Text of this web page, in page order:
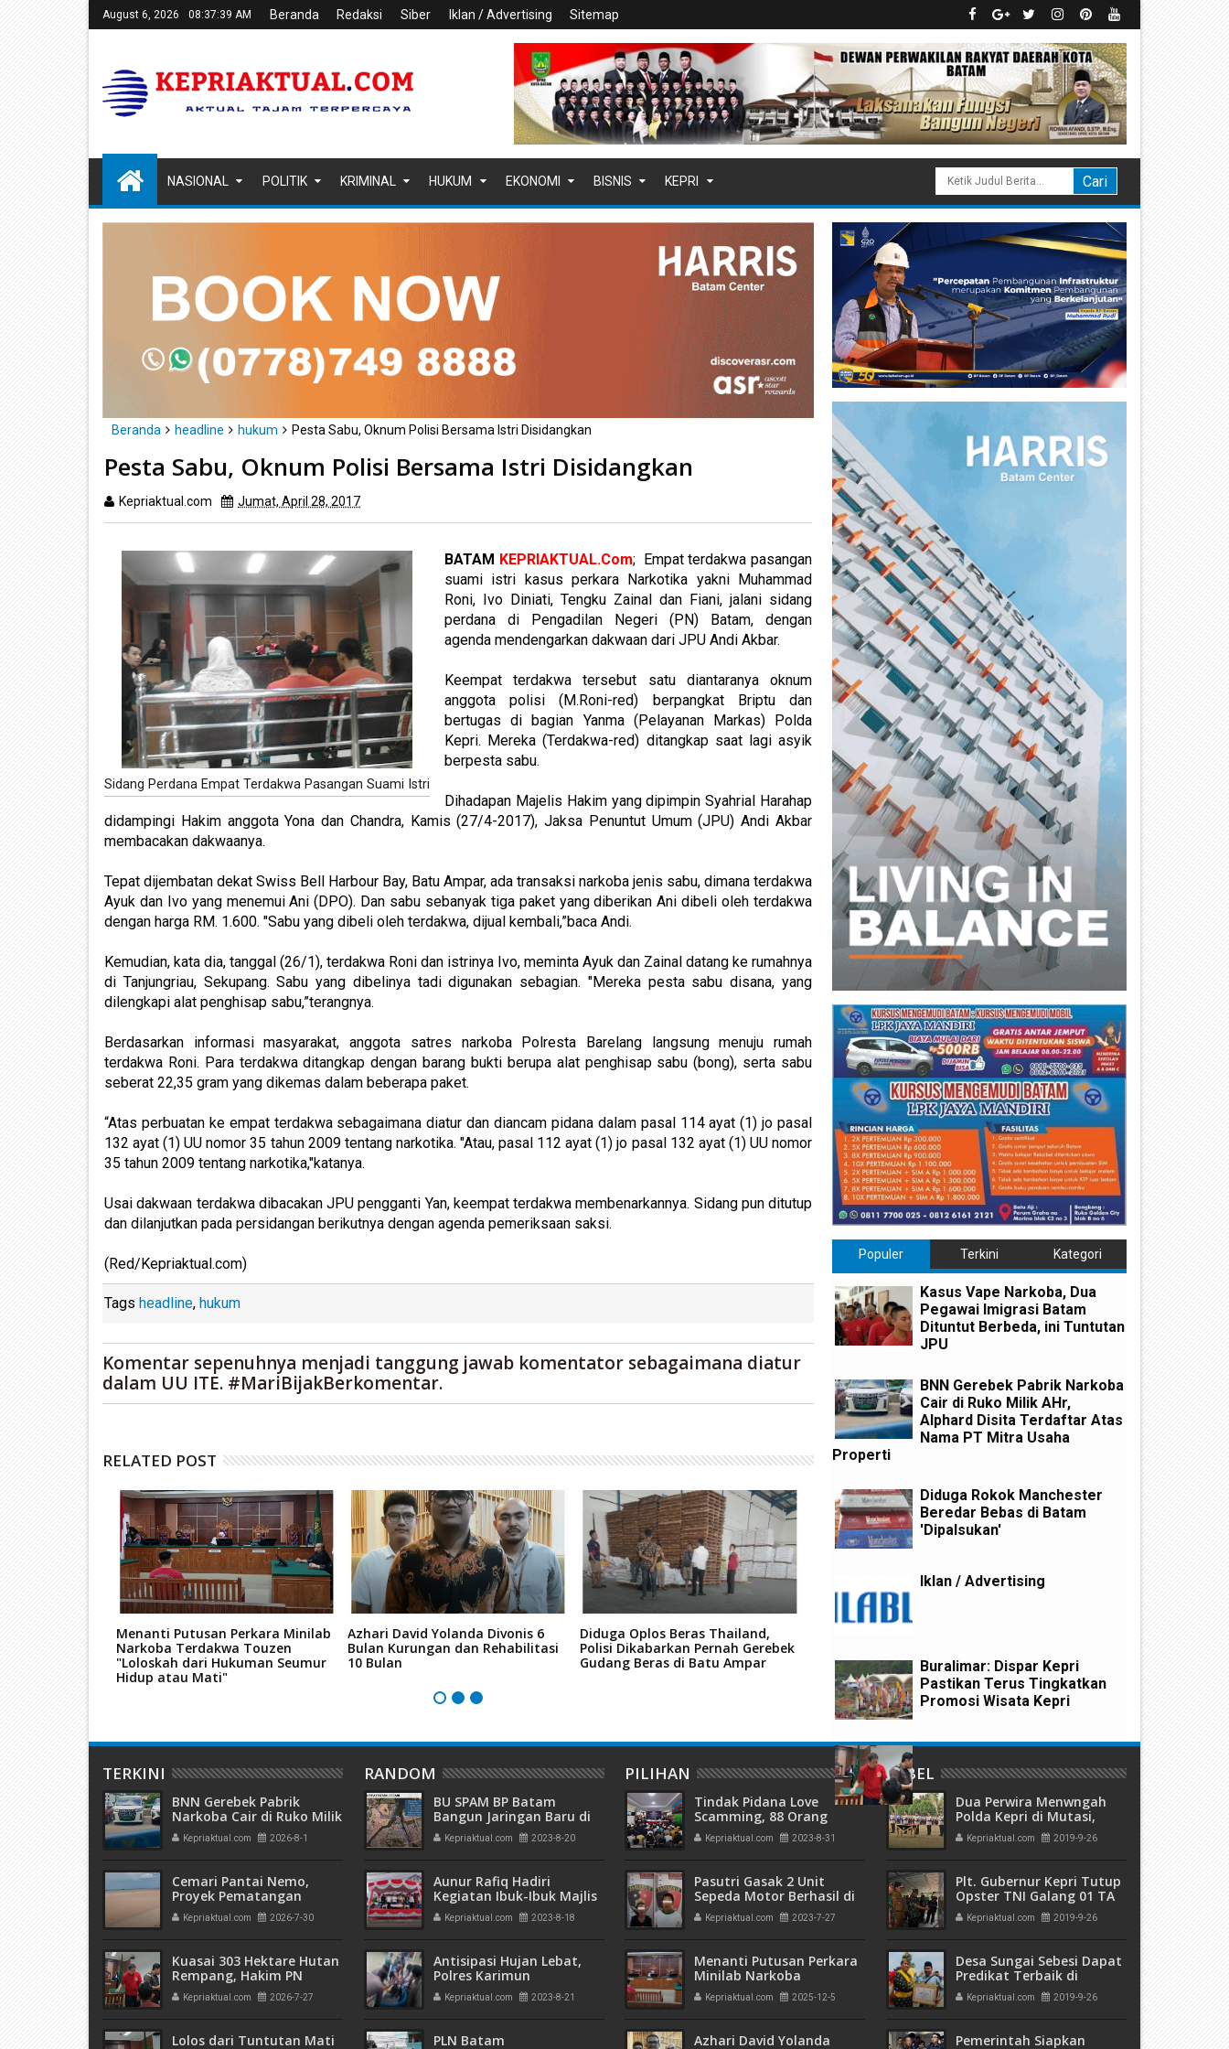
August 6, 2026 08:37:40 AM Beranda Redaksi Siber Iklan / Advertising Sitemap
NASIONAL POLITIK KRIMINAL HUKUM EKONOMI BISNIS KEPRI
Beranda headline hukum Pesta Sabu, Oknum Polisi Bersama Istri Disidangkan
Pesta Sabu, Oknum Polisi Bersama Istri Disidangkan
Kepriaktual.com Jumat, April 28, 2017
Sidang Perdana Empat Terdakwa Pasangan Suami Istri
BATAM KEPRIAKTUAL.Com; Empat terdakwa pasangan
suami istri kasus perkara Narkotika yakni Muhammad
Roni, Ivo Diniati, Tengku Zainal dan Fiani, jalani sidang
perdana di Pengadilan Negeri (PN) Batam, dengan
agenda mendengarkan dakwaan dari JPU Andi Akbar.
Keempat terdakwa tersebut satu diantaranya oknum
anggota polisi (M.Roni-red) berpangkat Briptu dan
bertugas di bagian Yanma (Pelayanan Markas) Polda
Kepri. Mereka (Terdakwa-red) ditangkap saat lagi asyik
berpesta sabu.
Dihadapan Majelis Hakim yang dipimpin Syahrial Harahap
didampingi Hakim anggota Yona dan Chandra, Kamis (27/4-2017), Jaksa Penuntut Umum (JPU) Andi Akbar
membacakan dakwaanya.
Tepat dijembatan dekat Swiss Bell Harbour Bay, Batu Ampar, ada transaksi narkoba jenis sabu, dimana terdakwa
Ayuk dan Ivo yang menemui Ani (DPO). Dan sabu sebanyak tiga paket yang diberikan Ani dibeli oleh terdakwa
dengan harga RM. 1.600. "Sabu yang dibeli oleh terdakwa, dijual kembali,”baca Andi.
Kemudian, kata dia, tanggal (26/1), terdakwa Roni dan istrinya Ivo, meminta Ayuk dan Zainal datang ke rumahnya
di Tanjungriau, Sekupang. Sabu yang dibelinya tadi digunakan sebagian. "Mereka pesta sabu disana, yang
dilengkapi alat penghisap sabu,”terangnya.
Berdasarkan informasi masyarakat, anggota satres narkoba Polresta Barelang langsung menuju rumah
terdakwa Roni. Para terdakwa ditangkap dengan barang bukti berupa alat penghisap sabu (bong), serta sabu
seberat 22,35 gram yang dikemas dalam beberapa paket.
“Atas perbuatan ke empat terdakwa sebagaimana diatur dan diancam pidana dalam pasal 114 ayat (1) jo pasal
132 ayat (1) UU nomor 35 tahun 2009 tentang narkotika. "Atau, pasal 112 ayat (1) jo pasal 132 ayat (1) UU nomor
35 tahun 2009 tentang narkotika,"katanya.
Usai dakwaan terdakwa dibacakan JPU pengganti Yan, keempat terdakwa membenarkannya. Sidang pun ditutup
dan dilanjutkan pada persidangan berikutnya dengan agenda pemeriksaan saksi.
(Red/Kepriaktual.com)
Tags headline, hukum
Komentar sepenuhnya menjadi tanggung jawab komentator sebagaimana diatur
dalam UU ITE. #MariBijakBerkomentar.
RELATED POST
Menanti Putusan Perkara Minilab
Narkoba Terdakwa Touzen
"Loloskah dari Hukuman Seumur
Hidup atau Mati"
Azhari David Yolanda Divonis 6
Bulan Kurungan dan Rehabilitasi
10 Bulan
Diduga Oplos Beras Thailand,
Polisi Dikabarkan Pernah Gerebek
Gudang Beras di Batu Ampar
Istrinya Sendiri
Polisi
Populer Terkini Kategori
Kasus Vape Narkoba, Dua
Pegawai Imigrasi Batam
Dituntut Berbeda, ini Tuntutan
JPU
BNN Gerebek Pabrik Narkoba
Cair di Ruko Milik AHr,
Alphard Disita Terdaftar Atas
Nama PT Mitra Usaha
Properti
Diduga Rokok Manchester
Beredar Bebas di Batam
'Dipalsukan'
Iklan / Advertising
Buralimar: Dispar Kepri
Pastikan Terus Tingkatkan
Promosi Wisata Kepri
Kuasai 303 Hektare Hutan
Rempang, Hakim PN Batam
Terdakwa Hanjaya
TERKINI
BNN Gerebek Pabrik
Narkoba Cair di Ruko Milik
AHr, Alphard Disita
Terdaftar Atas Nama PT
Kepriaktual.com 2026-8-1
Cemari Pantai Nemo,
Proyek Pematangan
Lahan Teluk Mata Ikan
Diduga Tidak Kantongi
Kepriaktual.com 2026-7-30
Kuasai 303 Hektare Hutan
Rempang, Hakim PN
Batam Vonis 6 Bulan
Penjara Terdakwa
Kepriaktual.com 2026-7-27
Lolos dari Tuntutan Mati
RANDOM
BU SPAM BP Batam
Bangun Jaringan Baru di
Daerah Saguba dan Tiban
Kepriaktual.com 2023-8-20
Aunur Rafiq Hadiri
Kegiatan Ibuk-Ibuk Majlis
Ta'lim dari PC.BMTK dan
Permata saat Pawai
Kepriaktual.com 2023-8-18
Antisipasi Hujan Lebat,
Polres Karimun
Tingkatkan Patroli dan
Himbauan
Kepriaktual.com 2023-8-21
PLN Batam
PILIHAN
Tindak Pidana Love
Scamming, 88 Orang
Pelaku Ditangkap Polda
Kepri dan Polisi Cina di
Kepriaktual.com 2023-8-31
Pasutri Gasak 2 Unit
Sepeda Motor Berhasil di
Ringkus Polisi
Kepriaktual.com 2023-7-27
Menanti Putusan Perkara
Minilab Narkoba
Terdakwa Touzen
"Loloskah dari Hukuman
Kepriaktual.com 2025-12-5
Azhari David Yolanda
LABEL
Dua Perwira Menwngah
Polda Kepri di Mutasi,
AKBP Yos Guntur Jabat
Kapolres Karimun
Kepriaktual.com 2019-9-26
Plt. Gubernur Kepri Tutup
Opster TNI Galang 01 TA
2019Kepriaktual.com 2019-9-26
Desa Sungai Sebesi Dapat
Predikat Terbaik di
Tingkat Provinsi
Kepriaktual.com 2019-9-26
Pemerintah Siapkan